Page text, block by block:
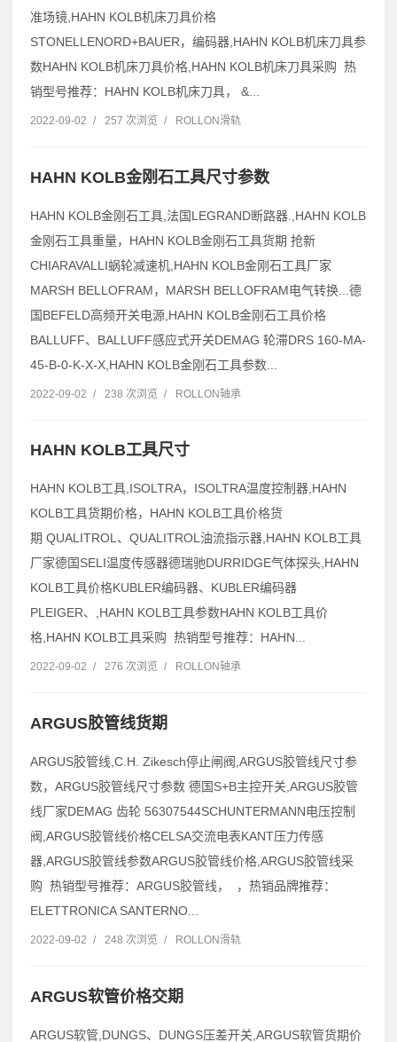
准场镜,HAHN KOLB机床刀具价格
STONELLENORD+BAUER，编码器,HAHN KOLB机床刀具参
数HAHN KOLB机床刀具价格,HAHN KOLB机床刀具采购 热
销型号推荐：HAHN KOLB机床刀具， &...
2022-09-02 / 257 次浏览 / ROLLON滑轨
HAHN KOLB金刚石工具尺寸参数
HAHN KOLB金刚石工具,法国LEGRAND断路器.,HAHN KOLB
金刚石工具重量，HAHN KOLB金刚石工具货期 抢新
CHIARAVALLI蜗轮减速机,HAHN KOLB金刚石工具厂家
MARSH BELLOFRAM，MARSH BELLOFRAM电气转换...德
国BEFELD高频开关电源,HAHN KOLB金刚石工具价格
BALLUFF、BALLUFF感应式开关DEMAG 轮滞DRS 160-MA-
45-B-0-K-X-X,HAHN KOLB金刚石工具参数...
2022-09-02 / 238 次浏览 / ROLLON轴承
HAHN KOLB工具尺寸
HAHN KOLB工具,ISOLTRA，ISOLTRA温度控制器,HAHN
KOLB工具货期价格，HAHN KOLB工具价格货
期 QUALITROL、QUALITROL油流指示器,HAHN KOLB工具
厂家德国SELI温度传感器德瑞驰DURRIDGE气体探头,HAHN
KOLB工具价格KUBLER编码器、KUBLER编码器
PLEIGER、,HAHN KOLB工具参数HAHN KOLB工具价
格,HAHN KOLB工具采购 热销型号推荐：HAHN...
2022-09-02 / 276 次浏览 / ROLLON轴承
ARGUS胶管线货期
ARGUS胶管线,C.H. Zikesch停止闸阀,ARGUS胶管线尺寸参
数，ARGUS胶管线尺寸参数 德国S+B主控开关,ARGUS胶管
线厂家DEMAG 齿轮 56307544SCHUNTERMANN电压控制
阀,ARGUS胶管线价格CELSA交流电表KANT压力传感
器,ARGUS胶管线参数ARGUS胶管线价格,ARGUS胶管线采
购 热销型号推荐：ARGUS胶管线， ，热销品牌推荐：
ELETTRONICA SANTERNO...
2022-09-02 / 248 次浏览 / ROLLON滑轨
ARGUS软管价格交期
ARGUS软管,DUNGS、DUNGS压差开关,ARGUS软管货期价